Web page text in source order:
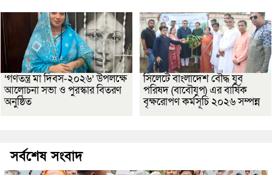
‘গণতন্ত্র মা দিবস-২০২৬’ উপলক্ষে
আলোচনা সভা ও পুরস্কার বিতরণ
অনুষ্ঠিত
সিলেটে বাংলাদেশ বৌদ্ধ যুব
পরিষদ (বাবৌযুপ) এর বার্ষিক
বৃক্ষরোপণ কর্মসূচি ২০২৬ সম্পন্ন
সর্বশেষ সংবাদ